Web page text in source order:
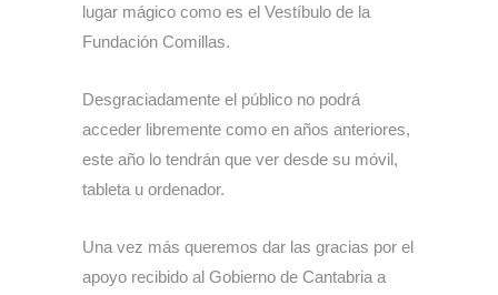
lugar mágico como es el Vestíbulo de la
Fundación Comillas.
Desgraciadamente el público no podrá
acceder libremente como en años anteriores,
este año lo tendrán que ver desde su móvil,
tableta u ordenador.
Una vez más queremos dar las gracias por el
apoyo recibido al Gobierno de Cantabria a